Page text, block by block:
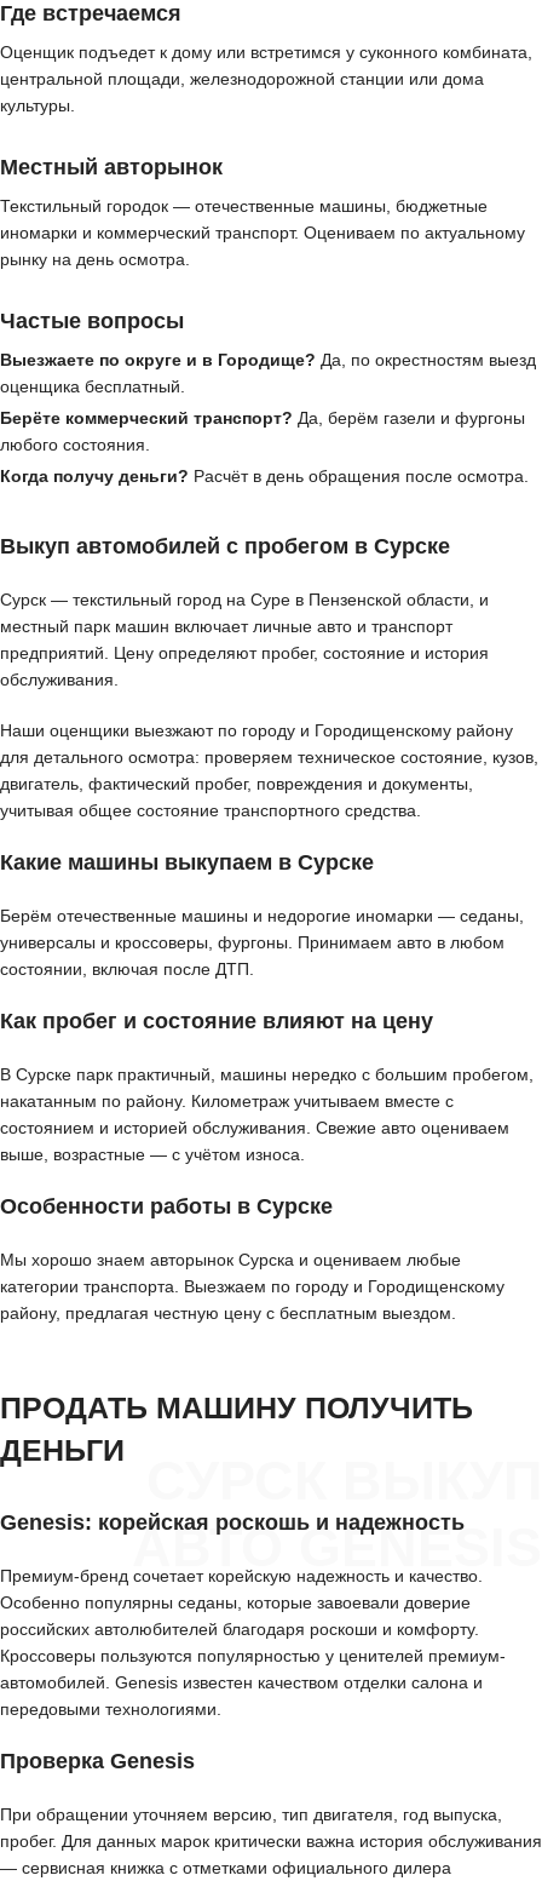
Где встречаемся
Оценщик подъедет к дому или встретимся у суконного комбината,
центральной площади, железнодорожной станции или дома
культуры.
Местный авторынок
Текстильный городок — отечественные машины, бюджетные
иномарки и коммерческий транспорт. Оцениваем по актуальному
рынку на день осмотра.
Частые вопросы
Выезжаете по округе и в Городище? Да, по окрестностям выезд
оценщика бесплатный.
Берёте коммерческий транспорт? Да, берём газели и фургоны
любого состояния.
Когда получу деньги? Расчёт в день обращения после осмотра.
Выкуп автомобилей с пробегом в Сурске
Сурск — текстильный город на Суре в Пензенской области, и
местный парк машин включает личные авто и транспорт
предприятий. Цену определяют пробег, состояние и история
обслуживания.
Наши оценщики выезжают по городу и Городищенскому району
для детального осмотра: проверяем техническое состояние, кузов,
двигатель, фактический пробег, повреждения и документы,
учитывая общее состояние транспортного средства.
Какие машины выкупаем в Сурске
Берём отечественные машины и недорогие иномарки — седаны,
универсалы и кроссоверы, фургоны. Принимаем авто в любом
состоянии, включая после ДТП.
Как пробег и состояние влияют на цену
В Сурске парк практичный, машины нередко с большим пробегом,
накатанным по району. Километраж учитываем вместе с
состоянием и историей обслуживания. Свежие авто оцениваем
выше, возрастные — с учётом износа.
Особенности работы в Сурске
Мы хорошо знаем авторынок Сурска и оцениваем любые
категории транспорта. Выезжаем по городу и Городищенскому
району, предлагая честную цену с бесплатным выездом.
АВТО GENESIS
ПРОДАТЬ МАШИНУ ПОЛУЧИТЬ
ДЕНЬГИ
Genesis: корейская роскошь и надежность
Премиум-бренд сочетает корейскую надежность и качество.
Особенно популярны седаны, которые завоевали доверие
российских автолюбителей благодаря роскоши и комфорту.
Кроссоверы пользуются популярностью у ценителей премиум-
автомобилей. Genesis известен качеством отделки салона и
передовыми технологиями.
Проверка Genesis
При обращении уточняем версию, тип двигателя, год выпуска,
пробег. Для данных марок критически важна история обслуживания
— сервисная книжка с отметками официального дилера